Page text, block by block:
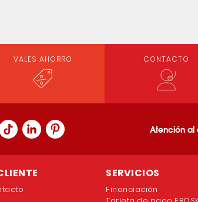
VALES AHORRO CONTACTO
Atención al
SERVICIOS
Financiación